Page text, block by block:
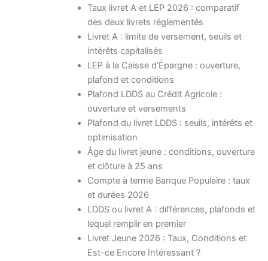
Taux livret A et LEP 2026 : comparatif
des deux livrets réglementés
Livret A : limite de versement, seuils et
intérêts capitalisés
LEP à la Caisse d’Épargne : ouverture,
plafond et conditions
Plafond LDDS au Crédit Agricole :
ouverture et versements
Plafond du livret LDDS : seuils, intérêts et
optimisation
Âge du livret jeune : conditions, ouverture
et clôture à 25 ans
Compte à terme Banque Populaire : taux
et durées 2026
LDDS ou livret A : différences, plafonds et
lequel remplir en premier
Livret Jeune 2026 : Taux, Conditions et
Est-ce Encore Intéressant ?